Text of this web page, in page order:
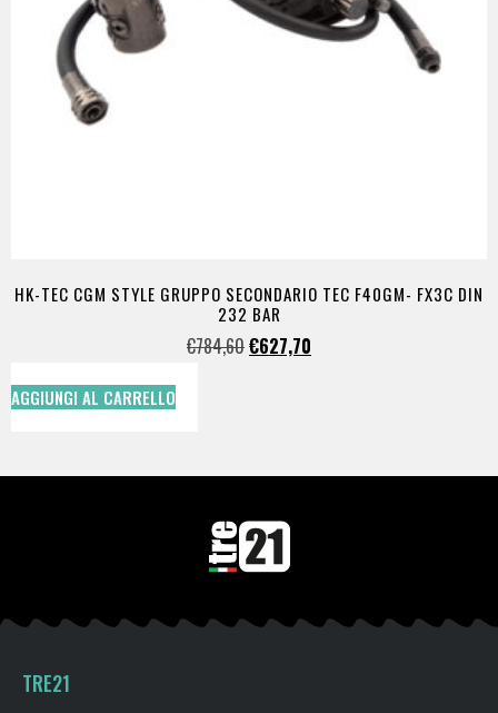
HK-TEC CGM STYLE GRUPPO SECONDARIO TEC F40GM- FX3C DIN
232 BAR
€784,60€627,70
AGGIUNGI AL CARRELLO
TRE21